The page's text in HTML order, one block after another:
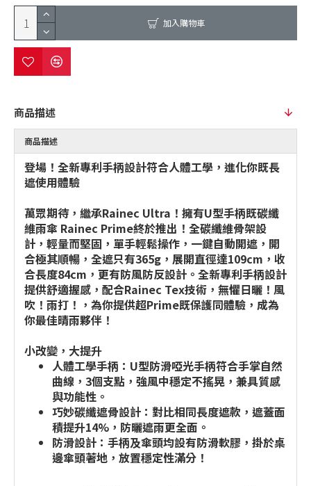
加入購物車
商品描述
商品描述
登場！全新專利手柄設計符合人體工學，進化你既長
遮使用體驗
萬眾期待，繼承Rainec Ultra！擁有U型手柄既碳纖
維雨傘 Rainec Prime終於推出！全碳纖維骨架設
計，輕量而堅固，單手輕鬆操作，一鍵自動開遮，開
合極其順暢，全遮只有365g，展開直徑達109cm，收
合長度84cm，更有防風防反設計。全新專利手柄設計
提供舒適握感，配合Rainec Tex技術，無懼日曬！風
吹！雨打！，為你提供超Prime既保護同體驗，成為
你最佳晴雨夥伴！
小改變，大提升
人體工學手柄：U型防滑啞光手柄符合手掌自然
曲線，3個支點，強風中穩定不搖晃，兼具質感
與功能性。
巧妙碳纖遮骨設計：對比相同長度遮款，遮蓋面
積提升14%，防曬遮雨更全面。
防滑設計：手柄及傘頭均設有防滑軟膠，掛於桌
邊傘頭著地，放置穩定性滿分！